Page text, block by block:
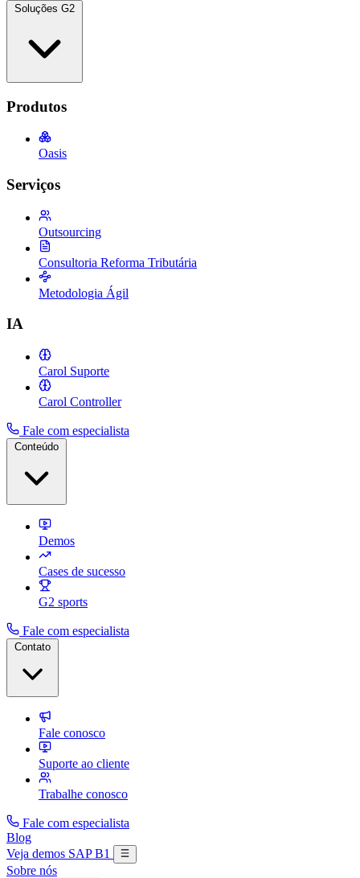
Produtos
Oasis
Serviços
Outsourcing
Consultoria Reforma Tributária
Metodologia Ágil
IA
Carol Suporte
Carol Controller
Fale com especialista
Demos
Cases de sucesso
G2 sports
Fale com especialista
Fale conosco
Suporte ao cliente
Trabalhe conosco
Fale com especialista
Blog
Veja demos SAP B1
Sobre nós